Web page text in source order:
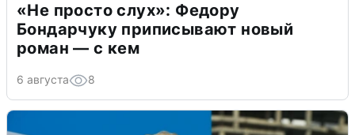
«Не просто слух»: Федору
Бондарчуку приписывают новый
роман — с кем
6 августа 8